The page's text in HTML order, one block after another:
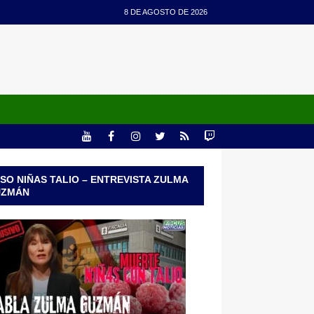
8 DE AGOSTO DE 2026
NIÑAS TALIO – ENTREVISTA ZULMA